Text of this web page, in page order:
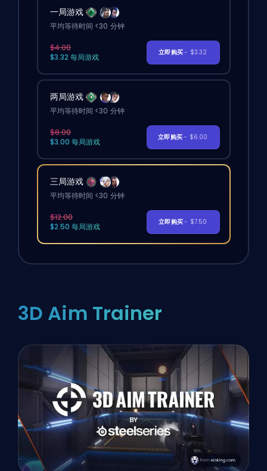
一局游戏
平均等待时间 <30 分钟
$4.00
$3.32 每局游戏
立即购买- $3.32
两局游戏
平均等待时间 <30 分钟
$8.00
$3.00 每局游戏
立即购买- $6.00
三局游戏
平均等待时间 <30 分钟
$12.00
$2.50 每局游戏
立即购买- $7.50
3D Aim Trainer